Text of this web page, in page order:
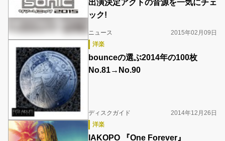
出演決定アクトの音源を一気にチェ
ック!
ニュース
2015年02月09日
洋楽
bounceの選ぶ2014年の100枚
No.81→No.90
ディスクガイド
2014年12月26日
洋楽
IAKOPO 『One Forever』